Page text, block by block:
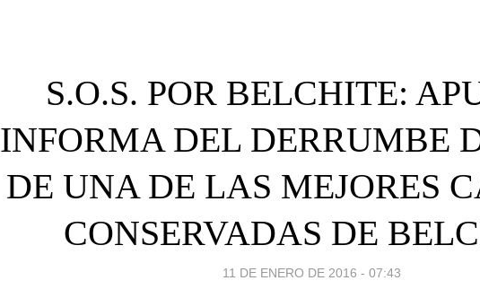
S.O.S. POR BELCHITE:
INFORMA DEL DERRUMBE
DE UNA DE LAS MEJORES
CONSERVADAS DE
11 DE ENERO DE 2016 - 07:43